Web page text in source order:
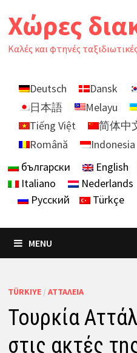
toΧώρες
Καλές και φτηνές
Deutsch Dansk
日本語
Melayu
Tiếng Việt
简体中
Română
Indonesia
български
English
Italiano
Nederlands
Русский
Türkçe
MENU
TÜRKIYE/ ΑΤΤΆΛΕΙΑ
Τουρκία
στις ακτές